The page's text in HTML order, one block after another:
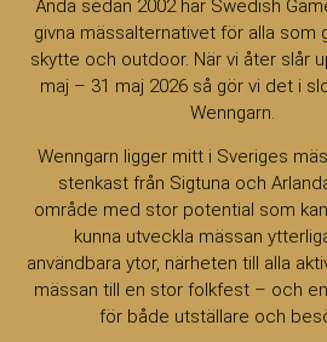
Ända sedan 2002 har Swedish
givna mässalternativet för alla som
skytte och outdoor. När vi åter slår
maj – 31 maj 2026 så gör vi det i
Wenngarn.
Wenngarn ligger mitt i Sveriges
stenkast från Sigtuna och
område med stor potential som
kunna utveckla mässan
användbara ytor, närheten till alla
mässan till en stor folkfest – och
för både utställare och